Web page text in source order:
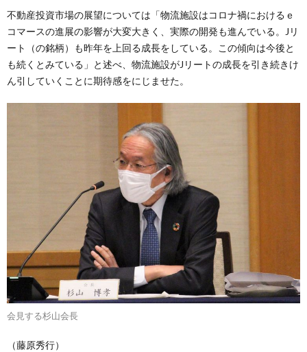
不動産投資市場の展望については「物流施設はコロナ禍におけるｅ
コマースの進展の影響が大変大きく、実際の開発も進んでいる。Jリ
ート（の銘柄）も昨年を上回る成長をしている。この傾向は今後と
も続くとみている」と述べ、物流施設がJリートの成長を引き続きけ
ん引していくことに期待感をにじませた。
会見する杉山会長
（藤原秀行）